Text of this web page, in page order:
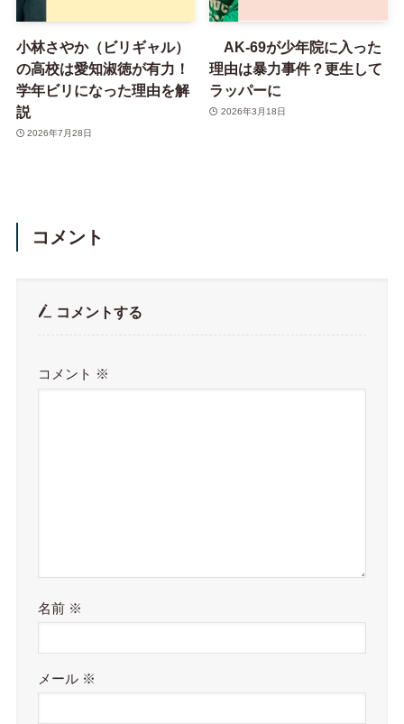
小林さやか（ビリギャル）
の高校は愛知淑徳が有力！
学年ビリになった理由を解
説
2026年7月28日
AK-69が少年院に入った
理由は暴力事件？更生して
ラッパーに
2026年3月18日
コメント
コメントする
コメント ※
名前 ※
メール ※